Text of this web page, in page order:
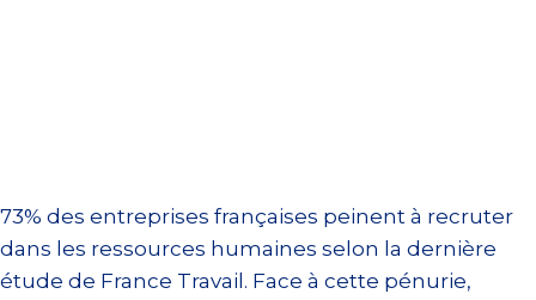
73% des entreprises françaises peinent à recruter
dans les ressources humaines selon la dernière
étude de France Travail. Face à cette pénurie,